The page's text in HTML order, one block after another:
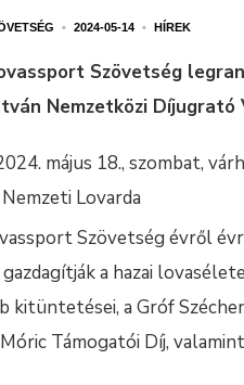
• 2024-05-14 • HÍREK
Szövetség
Nemzetközi
május 18., szombat,
Lovarda
Szövetség évről
a hazai
kitüntetései, a Gróf
Támogatói Díj,